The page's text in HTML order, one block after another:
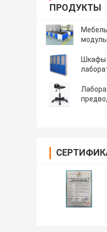
ПРОДУКТЫ
Шкафы